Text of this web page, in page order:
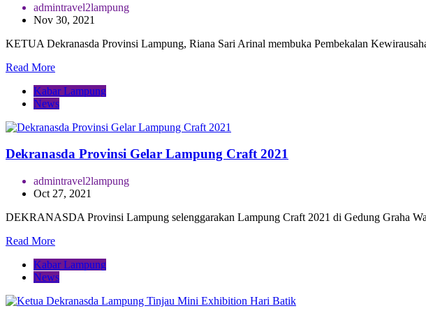
admintravel2lampung
Nov 30, 2021
KETUA Dekranasda Provinsi Lampung, Riana Sari Arinal membuka Pembekalan
Read More
Kabar Lampung
News
Dekranasda Provinsi Gelar Lampung Craft 2021
admintravel2lampung
Oct 27, 2021
DEKRANASDA Provinsi Lampung selenggarakan Lampung Craft 2021 di Gedung Graha
Read More
Kabar Lampung
News